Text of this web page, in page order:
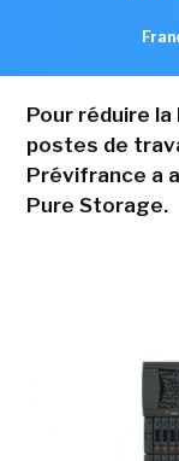
Pour réduire
postes de
Prévifrance a
Pure Storage.